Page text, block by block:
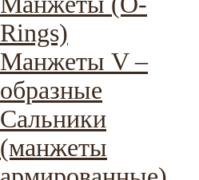
Rings)
Манжеты V –
образные
Сальники
(манжеты